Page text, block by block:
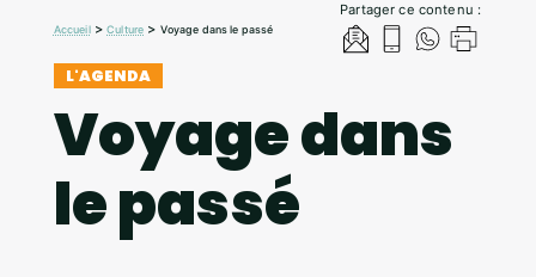
Partager ce contenu :
Accueil>Culture > Voyage dans le passé
L'AGENDA
Voyage dans
le passé